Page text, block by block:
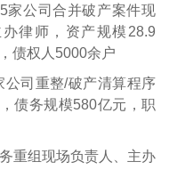
家公司合并破产案件现
律师，资产规模28.9
债权人5000余户
公司重整/破产清算程序
债务规模580亿元，职
重组现场负责人、主办